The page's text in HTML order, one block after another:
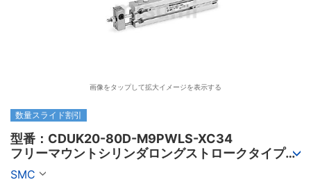
画像をタップして拡大イメージを表示する
数量スライド割引
型番：CDUK20-80D-M9PWLS-XC34
フリーマウントシリンダロングストロークタイプ、
ロッド回り止め形、複動:片ロッド/CUKシリーズ
SMC